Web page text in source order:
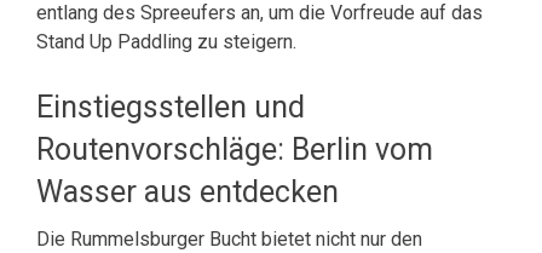
entlang des Spreeufers an, um die Vorfreude auf das
Stand Up Paddling zu steigern.
Einstiegsstellen und
Routenvorschläge: Berlin vom
Wasser aus entdecken
Die Rummelsburger Bucht bietet nicht nur den